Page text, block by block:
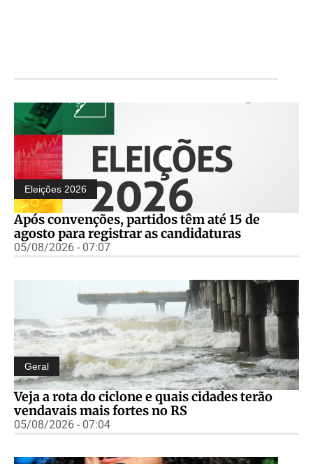
Eleições 2026
Após convenções, partidos têm até 15 de
agosto para registrar as candidaturas
05/08/2026 - 07:07
Geral
Veja a rota do ciclone e quais cidades terão
vendavais mais fortes no RS
05/08/2026 - 07:04